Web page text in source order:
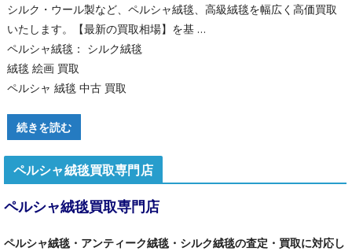
シルク・ウール製など、ペルシャ絨毯、高級絨毯を幅広く高価買取
いたします。【最新の買取相場】を基 …
ペルシャ絨毯： シルク絨毯
絨毯 絵画 買取
ペルシャ 絨毯 中古 買取
続きを読む
ペルシャ絨毯買取専門店
ペルシャ絨毯買取専門店
ペルシャ絨毯・アンティーク絨毯・シルク絨毯の査定・買取に対応し